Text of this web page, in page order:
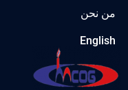
من نحن
English